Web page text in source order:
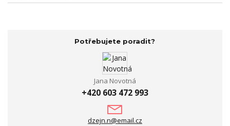
Potřebujete poradit?
Jana Novotná
+420 603 472 993
dzejn.n@email.cz